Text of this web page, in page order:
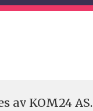
av KOM24 AS.